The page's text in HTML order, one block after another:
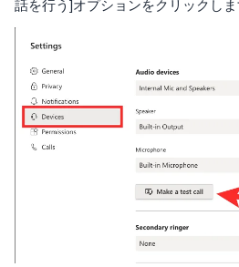
話を行う]オプションをクリックしま